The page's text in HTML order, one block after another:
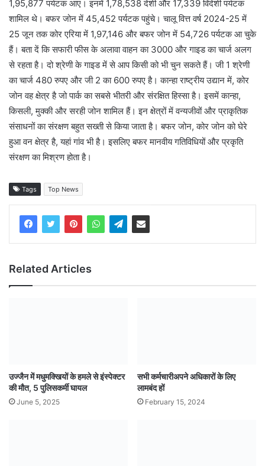
1,95,877 पर्यटक आए। इनमें 1,78,538 देशी और 17,339 विदेशी पर्यटक
शामिल थे। बफर जोन में 45,452 पर्यटक पहुंचे। चालू वित्त वर्ष 2024-25 में
25 जून तक कोर एरिया में 1,97,146 और बफर जोन में 54,726 पर्यटक आ चुके
हैं। बता दें कि सफारी फीस के अलावा वाहन का 3000 और गाइड का चार्ज अलग
से रहता है। दो श्रेणी के गाइड में से आप किसी को भी चुन सकते हैं। जी 1 श्रेणी
का चार्ज 480 रुपए और जी 2 का 600 रुपए है। कान्हा राष्ट्रीय उद्यान में, कोर
जोन वह क्षेत्र है जो पार्क का सबसे भीतरी और संरक्षित हिस्सा है। इसमें कान्हा,
किसली, मुक्की और सरही जोन शामिल हैं। इन क्षेत्रों में वन्यजीवों और प्राकृतिक
संसाधनों का संरक्षण बहुत सख्ती से किया जाता है। बफर जोन, कोर जोन को घेरे
हुआ वन क्षेत्र है, यहां गांव भी है। इसलिए बफर मानवीय गतिविधियों और प्रकृति
संरक्षण का मिश्रण होता है।
Tags Top News
Related Articles
उज्जैन में मधुमक्खियों के हमले से इंस्पेक्टर
की मौत, 5 पुलिसकर्मी घायल
June 5, 2025
सभी कर्मचारीअपने अधिकारों के लिए
लामबंद हों
February 15, 2024